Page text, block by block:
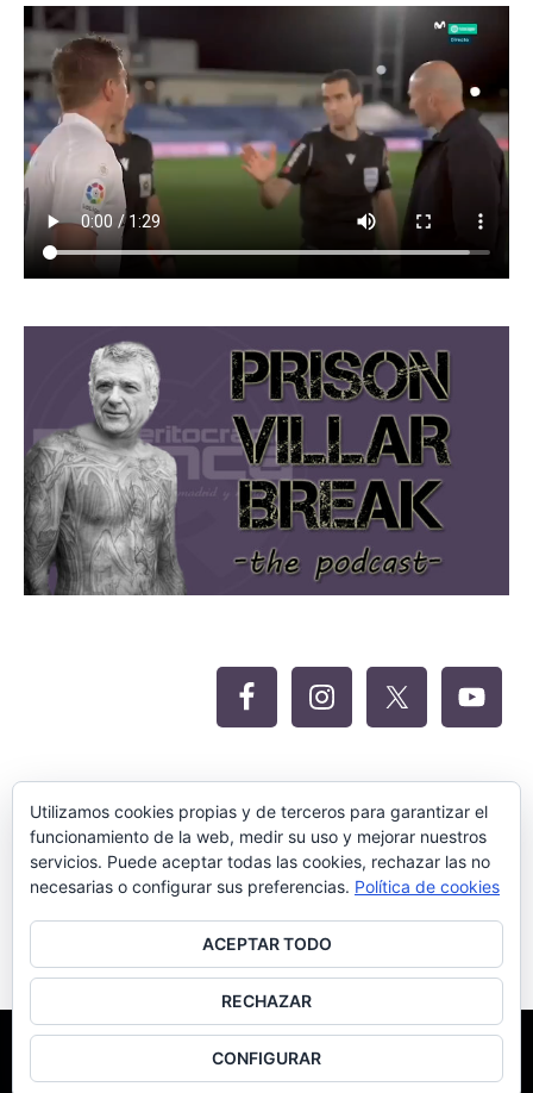
©Meritocracia Blanca 2018.Diseño Web por SEOluciones.TOP
Utilizamos cookies propias y de terceros para garantizar el
funcionamiento de la web, medir su uso y mejorar nuestros
servicios. Puede aceptar todas las cookies, rechazar las no
necesarias o configurar sus preferencias. Política de cookies
ACEPTAR TODO
RECHAZAR
CONFIGURAR